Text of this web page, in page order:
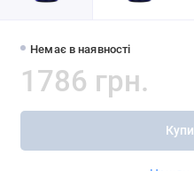
Немає в наявності
1786 грн.